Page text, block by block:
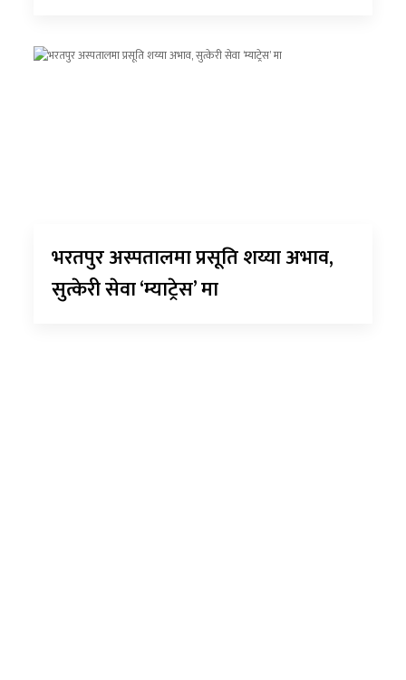
भरतपुर अस्पतालमा प्रसूति शय्या अभाव,
सुत्केरी सेवा ‘म्याट्रेस’ मा